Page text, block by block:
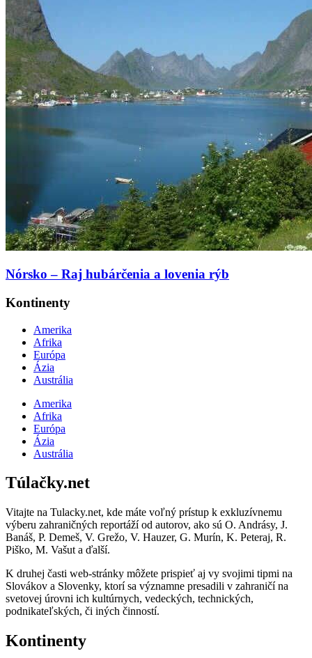
Nórsko – Raj hubárčenia a lovenia rýb
Kontinenty
Amerika
Afrika
Európa
Ázia
Austrália
Amerika
Afrika
Európa
Ázia
Austrália
Túlačky.net
Vitajte na Tulacky.net, kde máte voľný prístup k exkluzívnemu
výberu zahraničných reportáží od autorov, ako sú O. Andrásy, J.
Banáš, P. Demeš, V. Grežo, V. Hauzer, G. Murín, K. Peteraj, R.
Piško, M. Vašut a ďalší.
K druhej časti web-stránky môžete prispieť aj vy svojimi tipmi na
Slovákov a Slovenky, ktorí sa významne presadili v zahraničí na
svetovej úrovni ich kultúrnych, vedeckých, technických,
podnikateľských, či iných činností.
Kontinenty